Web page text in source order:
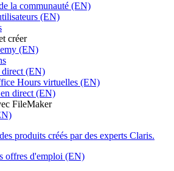
la communauté (EN)
(EN)
créer
(EN)
direct (EN)
Hours virtuelles (EN)
direct (EN)
FileMaker
produits créés par des experts Claris.
offres d'emploi (EN)